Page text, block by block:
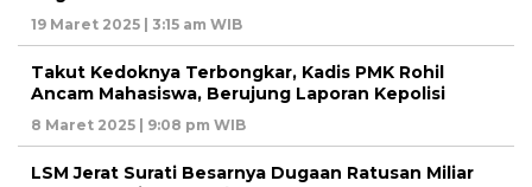
19 Maret 2025 | 3:15 am WIB
Takut Kedoknya Terbongkar, Kadis PMK Rohil
Ancam Mahasiswa, Berujung Laporan Kepolisi
8 Maret 2025 | 9:08 pm WIB
LSM Jerat Surati Besarnya Dugaan Ratusan Miliar